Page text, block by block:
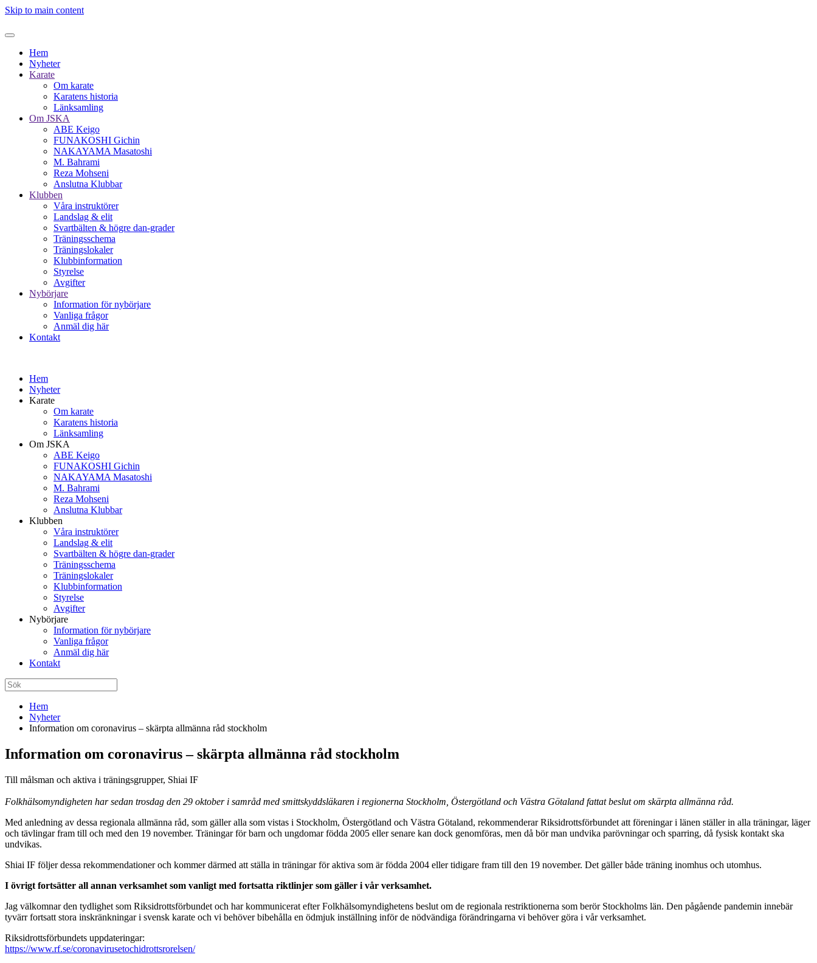
Skip to main content
Hem
Nyheter
Karate
Om karate
Karatens historia
Länksamling
Om JSKA
ABE Keigo
FUNAKOSHI Gichin
NAKAYAMA Masatoshi
M. Bahrami
Reza Mohseni
Anslutna Klubbar
Klubben
Våra instruktörer
Landslag & elit
Svartbälten & högre dan-grader
Träningsschema
Träningslokaler
Klubbinformation
Styrelse
Avgifter
Nybörjare
Information för nybörjare
Vanliga frågor
Anmäl dig här
Kontakt
Hem
Nyheter
Karate
Om karate
Karatens historia
Länksamling
Om JSKA
ABE Keigo
FUNAKOSHI Gichin
NAKAYAMA Masatoshi
M. Bahrami
Reza Mohseni
Anslutna Klubbar
Klubben
Våra instruktörer
Landslag & elit
Svartbälten & högre dan-grader
Träningsschema
Träningslokaler
Klubbinformation
Styrelse
Avgifter
Nybörjare
Information för nybörjare
Vanliga frågor
Anmäl dig här
Kontakt
Hem
Nyheter
Information om coronavirus – skärpta allmänna råd stockholm
Information om coronavirus – skärpta allmänna råd stockholm
Till målsman och aktiva i träningsgrupper, Shiai IF
Folkhälsomyndigheten har sedan trosdag den 29 oktober i samråd med smittskyddsläkaren i regionerna Stockholm, Östergötland och Västra Götaland fattat beslut om skärpta allmänna råd.
Med anledning av dessa regionala allmänna råd, som gäller alla som vistas i Stockholm, Östergötland och Västra Götaland, rekommenderar Riksidrottsförbundet att föreningar i länen ställer in alla träningar, läger
och tävlingar fram till och med den 19 november. Träningar för barn och ungdomar födda 2005 eller senare kan dock genomföras, men då bör man undvika parövningar och sparring, då fysisk kontakt ska
undvikas.
Shiai IF följer dessa rekommendationer och kommer därmed att ställa in träningar för aktiva som är födda 2004 eller tidigare fram till den 19 november. Det gäller både träning inomhus och utomhus.
I övrigt fortsätter all annan verksamhet som vanligt med fortsatta riktlinjer som gäller i vår verksamhet.
Jag välkomnar den tydlighet som Riksidrottsförbundet och har kommunicerat efter Folkhälsomyndighetens beslut om de regionala restriktionerna som berör Stockholms län. Den pågående pandemin innebär
tyvärr fortsatt stora inskränkningar i svensk karate och vi behöver bibehålla en ödmjuk inställning inför de nödvändiga förändringarna vi behöver göra i vår verksamhet.
Riksidrottsförbundets uppdateringar:
https://www.rf.se/coronavirusetochidrottsrorelsen/